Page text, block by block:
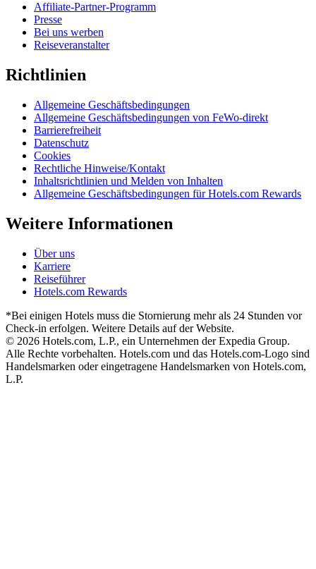
Affiliate-Partner-Programm
Presse
Bei uns werben
Reiseveranstalter
Richtlinien
Allgemeine Geschäftsbedingungen
Allgemeine Geschäftsbedingungen von FeWo-direkt
Barrierefreiheit
Datenschutz
Cookies
Rechtliche Hinweise/Kontakt
Inhaltsrichtlinien und Melden von Inhalten
Allgemeine Geschäftsbedingungen für Hotels.com Rewards
Weitere Informationen
Über uns
Karriere
Reiseführer
Hotels.com Rewards
*Bei einigen Hotels muss die Stornierung mehr als 24 Stunden vor
Check-in erfolgen. Weitere Details auf der Website.
© 2026 Hotels.com, L.P., ein Unternehmen der Expedia Group.
Alle Rechte vorbehalten. Hotels.com und das Hotels.com-Logo sind
Handelsmarken oder eingetragene Handelsmarken von Hotels.com,
L.P.